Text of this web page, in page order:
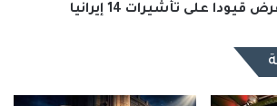
قيودا على تأشيرات 14 إيرانيا